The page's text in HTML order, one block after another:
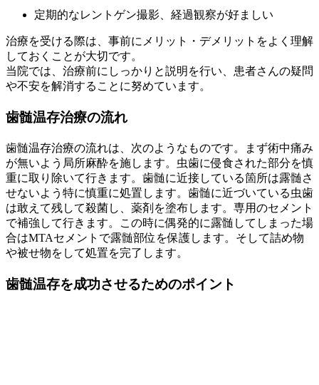
定期的なレントゲン撮影、経過観察が好ましい
治療を受ける際は、事前にメリット・デメリットをよく理解
しておくことが大切です。
当院では、治療前にしっかりと説明を行い、患者さんの疑問
や不安を解消することに努めています。
歯髄温存治療の流れ
歯髄温存治療の流れは、次のようなものです。まず術中痛み
が無いよう局所麻酔を施します。虫歯に侵食された部分を慎
重に取り除いて行きます。歯髄に近接している箇所は露髄さ
せないよう特に慎重に処置します。歯髄に近づいている虫歯
は敢えて残して殺菌し、薬剤を塗布します。専用のセメント
で補強して行きます。この時に偶発的に露髄してしまった場
合はMTAセメントで露髄部位を保護します。そして詰め物
や被せ物をして処置を完了します。
歯髄温存を成功させるためのポイント